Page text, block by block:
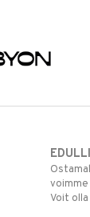
voimme
Voit